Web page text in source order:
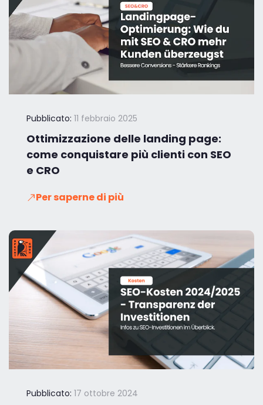
Pubblicato: 11 febbraio 2025
Ottimizzazione delle landing page:
come conquistare più clienti con SEO
e CRO
Per saperne di più
Pubblicato: 17 ottobre 2024